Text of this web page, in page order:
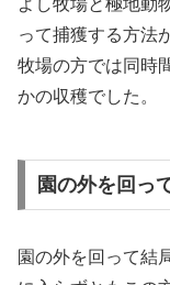
よし牧場と極地動
って捕獲する方法
牧場の方では同時
かの収穫でした。
園の外を回っ
園の外を回って結